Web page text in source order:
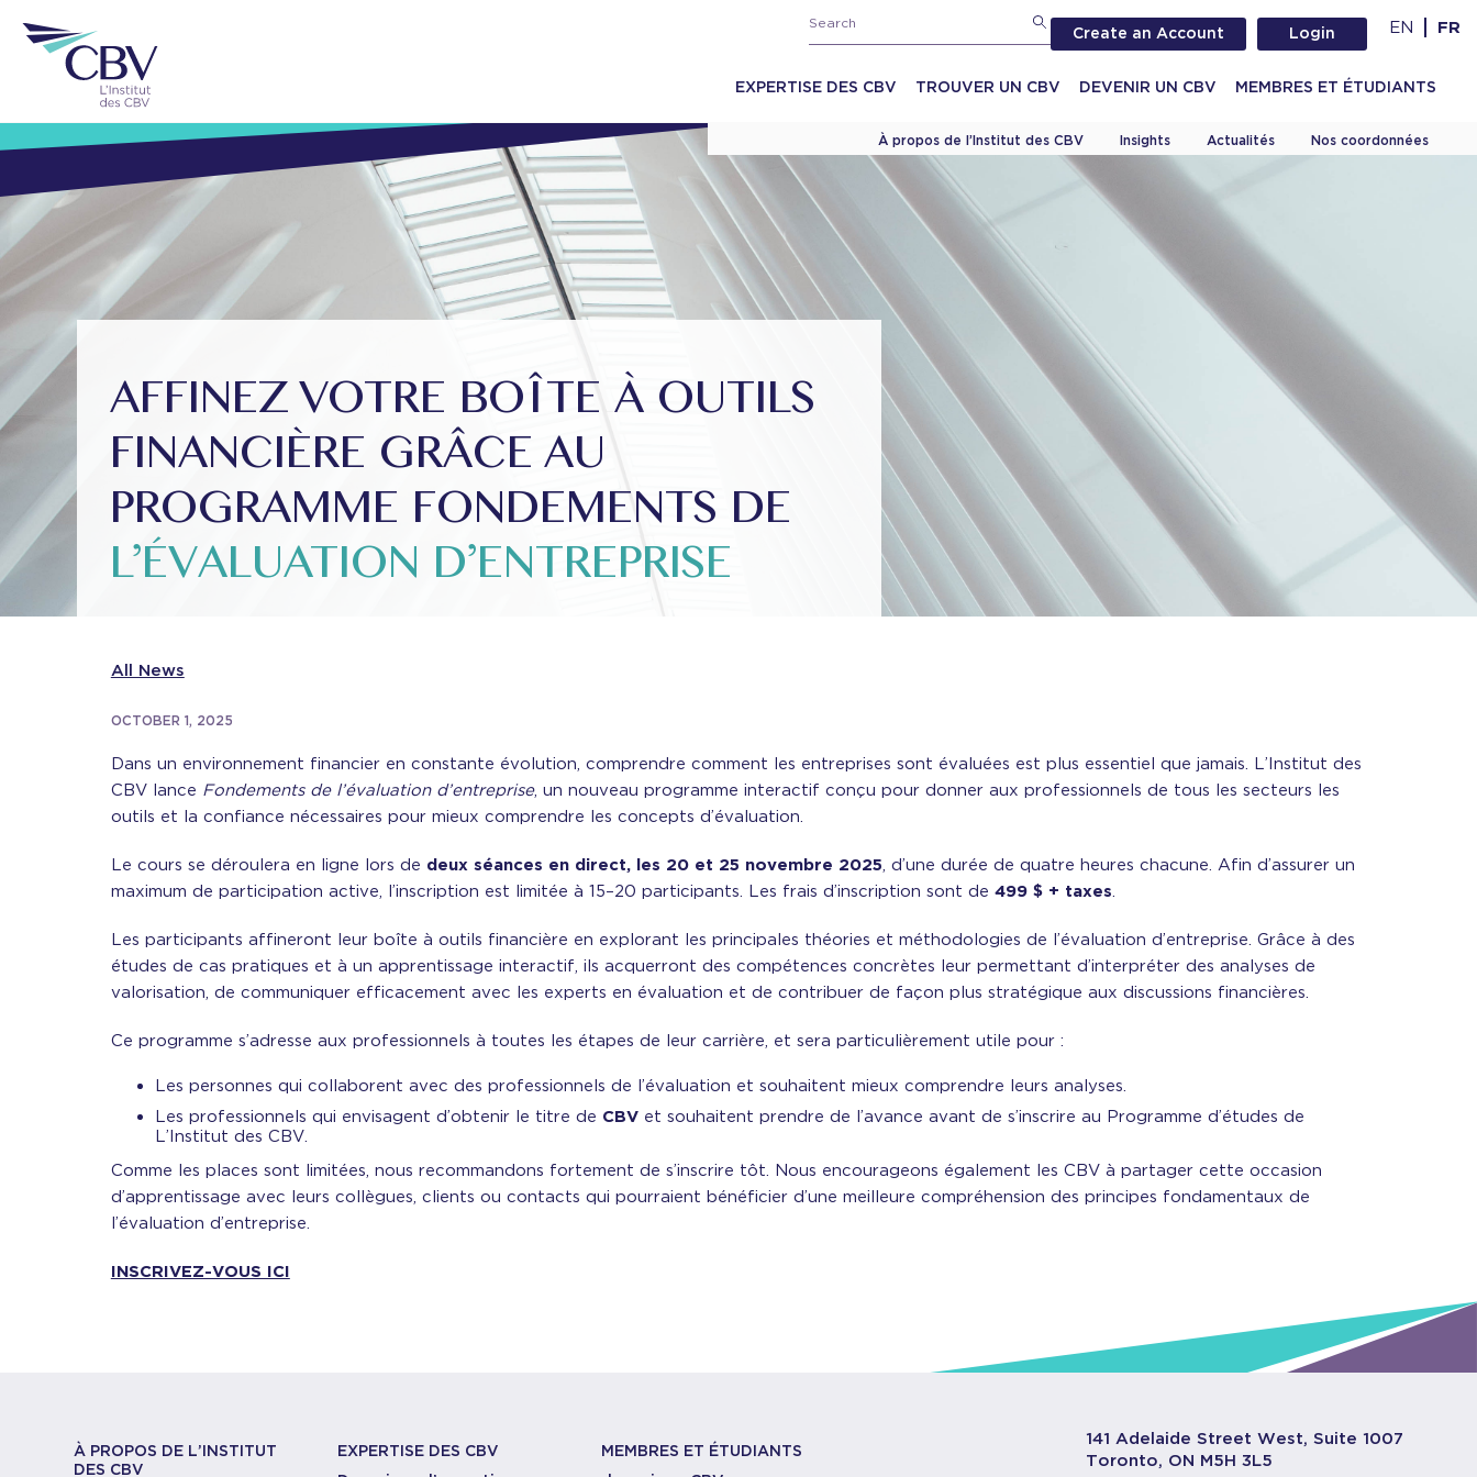
Create an Account Login EN FR
EXPERTISE DES CBV TROUVER UN CBV DEVENIR UN CBV MEMBRES ET ÉTUDIANTS
À propos de l’Institut des CBV Insights Actualités Nos coordonnées
AFFINEZ VOTRE BOÎTE À OUTILS
FINANCIÈRE GRÂCE AU
PROGRAMME FONDEMENTS DE
L’ÉVALUATION D’ENTREPRISE
All News
OCTOBER 1, 2025
Dans un environnement financier en constante évolution, comprendre comment les entreprises sont évaluées est plus essentiel que jamais. L’Institut des
CBV lance Fondements de l’évaluation d’entreprise, un nouveau programme interactif conçu pour donner aux professionnels de tous les secteurs les
outils et la confiance nécessaires pour mieux comprendre les concepts d’évaluation.
Le cours se déroulera en ligne lors de deux séances en direct, les 20 et 25 novembre 2025, d’une durée de quatre heures chacune. Afin d’assurer un
maximum de participation active, l’inscription est limitée à 15–20 participants. Les frais d’inscription sont de 499 $ + taxes.
Les participants affineront leur boîte à outils financière en explorant les principales théories et méthodologies de l’évaluation d’entreprise. Grâce à des
études de cas pratiques et à un apprentissage interactif, ils acquerront des compétences concrètes leur permettant d’interpréter des analyses de
valorisation, de communiquer efficacement avec les experts en évaluation et de contribuer de façon plus stratégique aux discussions financières.
Ce programme s’adresse aux professionnels à toutes les étapes de leur carrière, et sera particulièrement utile pour :
Les personnes qui collaborent avec des professionnels de l’évaluation et souhaitent mieux comprendre leurs analyses.
Les professionnels qui envisagent d’obtenir le titre de CBVet souhaitent prendre de l’avance avant de s’inscrire au Programme d’études de
L’Institut des CBV.
Comme les places sont limitées, nous recommandons fortement de s’inscrire tôt. Nous encourageons également les CBV à partager cette occasion
d’apprentissage avec leurs collègues, clients ou contacts qui pourraient bénéficier d’une meilleure compréhension des principes fondamentaux de
l’évaluation d’entreprise.
INSCRIVEZ-VOUS ICI
À PROPOS DE L’INSTITUT
DES CBV
EXPERTISE DES CBV
MEMBRES ET ÉTUDIANTS
141 Adelaide Street West, Suite 1007
Toronto, ON M5H 3L5